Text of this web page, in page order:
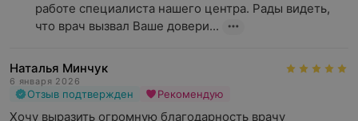
работе специалиста нашего центра. Рады видеть,
что врач вызвал Ваше довери...
Наталья Минчук
6 января 2026
Отзыв подтвержден Рекомендую
Хочу выразить огромную благодарность врачу